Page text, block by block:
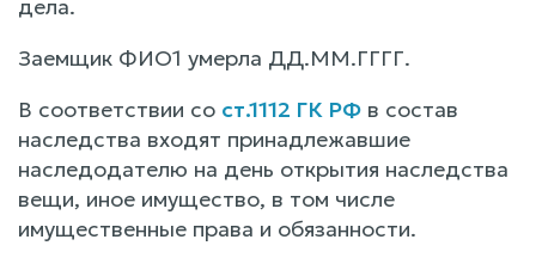
дела.
Заемщик ФИО1 умерла ДД.ММ.ГГГГ.
В соответствии со ст.1112 ГК РФ в состав
наследства входят принадлежавшие
наследодателю на день открытия наследства
вещи, иное имущество, в том числе
имущественные права и обязанности.